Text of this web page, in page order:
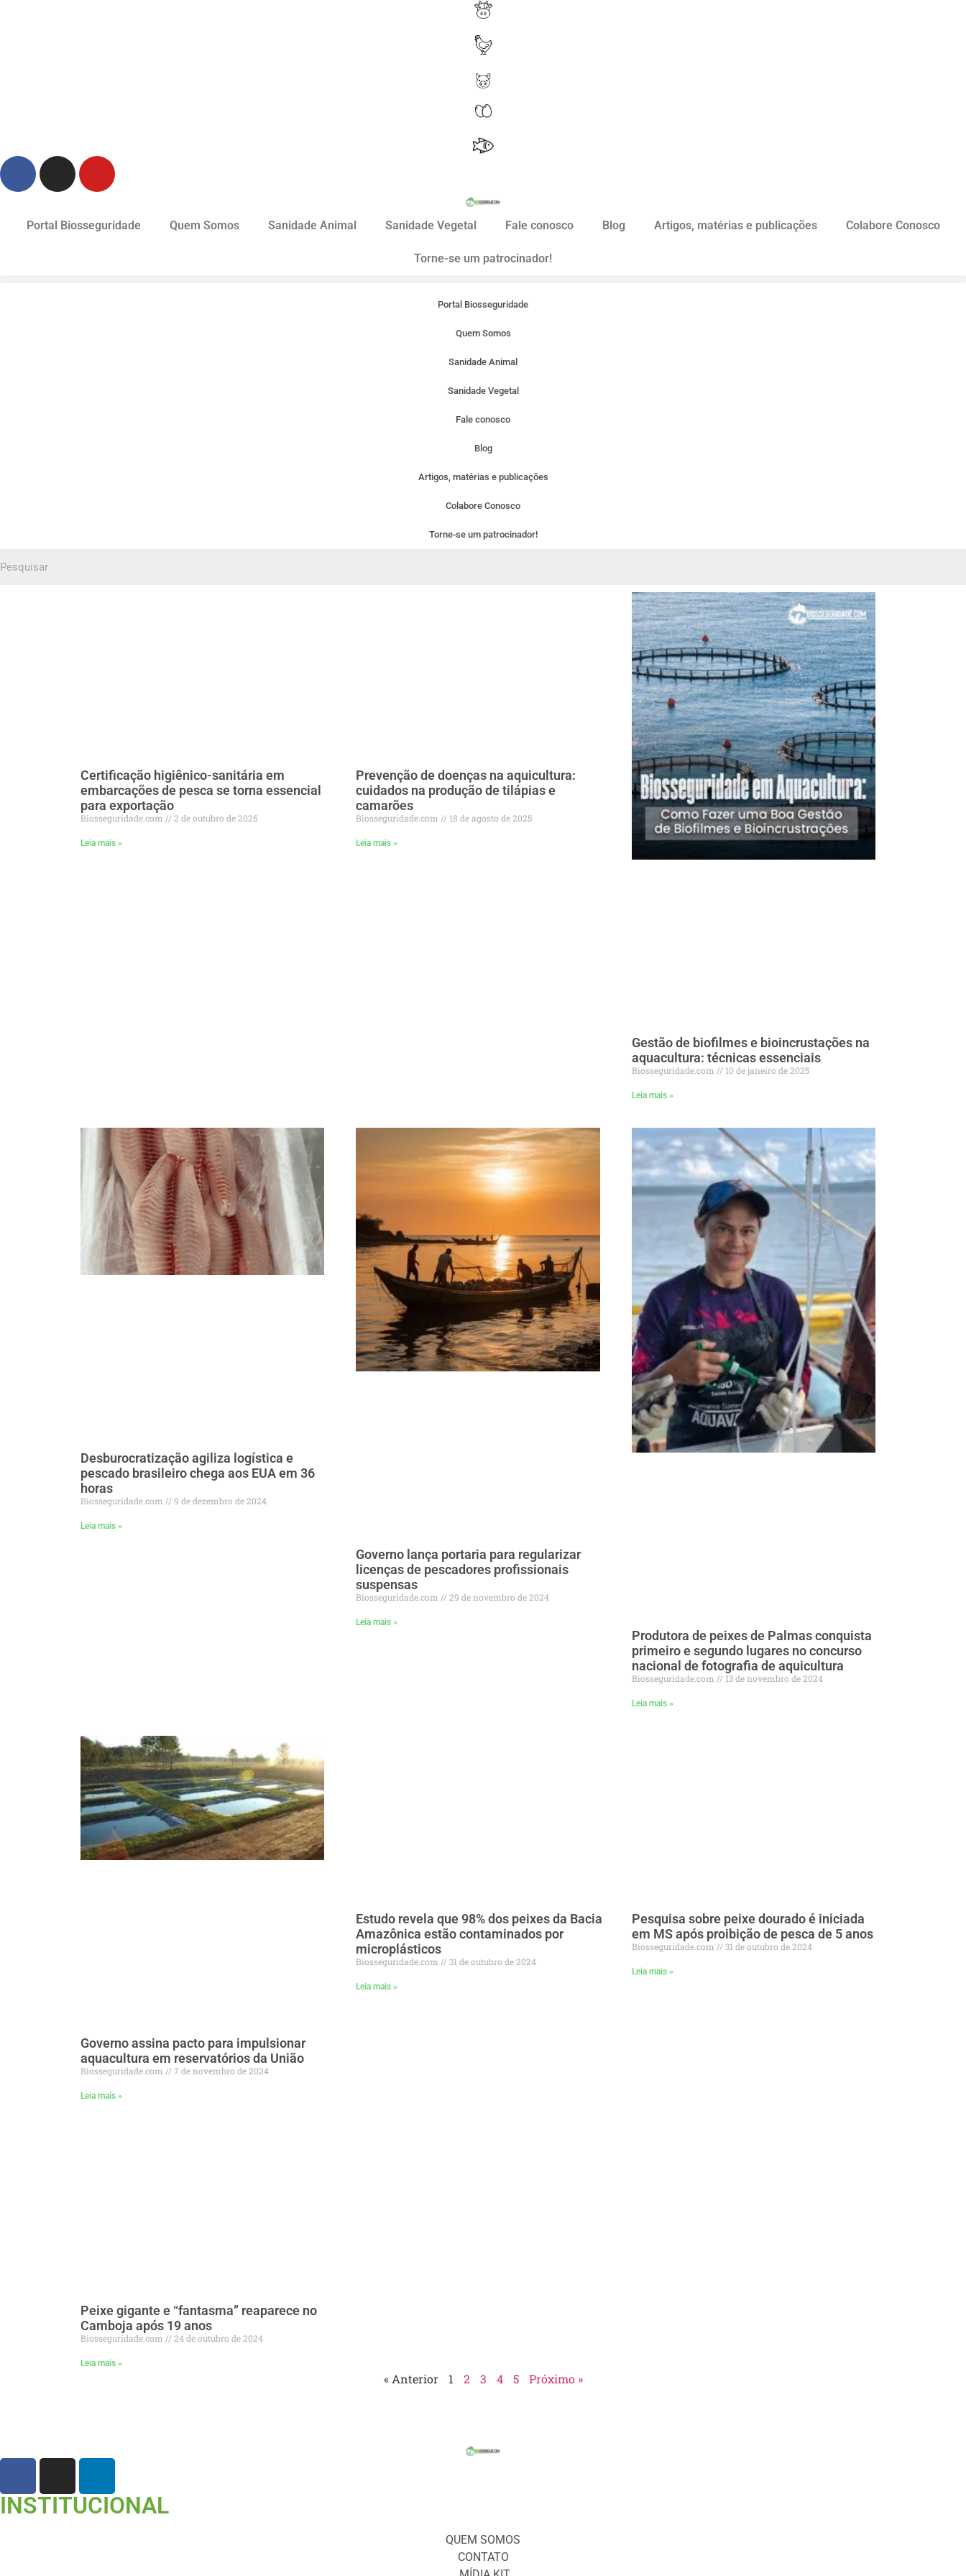
Portal Biosseguridade Quem Somos Sanidade Animal Sanidade Vegetal Fale conosco Blog Artigos, matérias e publicações Colabore Conosco
Torne-se um patrocinador!
Portal Biosseguridade
Quem Somos
Sanidade Animal
Sanidade Vegetal
Fale conosco
Blog
Artigos, matérias e publicações
Colabore Conosco
Torne-se um patrocinador!
Certificação higiênico-sanitária em
embarcações de pesca se torna essencial
para exportação
Biosseguridade.com 2 de outubro de 2025
Leia mais »
Prevenção de doenças na aquicultura:
cuidados na produção de tilápias e
camarões
Biosseguridade.com 18 de agosto de 2025
Leia mais »
Gestão de biofilmes e bioincrustações na
aquacultura: técnicas essenciais
Biosseguridade.com 10 de janeiro de 2025
Leia mais »
Desburocratização agiliza logística e
pescado brasileiro chega aos EUA em 36
horas
Biosseguridade.com 9 de dezembro de 2024
Leia mais »
Governo lança portaria para regularizar
licenças de pescadores profissionais
suspensas
Biosseguridade.com 29 de novembro de 2024
Leia mais »
Produtora de peixes de Palmas conquista
primeiro e segundo lugares no concurso
nacional de fotografia de aquicultura
Biosseguridade.com 13 de novembro de 2024
Leia mais »
Governo assina pacto para impulsionar
aquacultura em reservatórios da União
Biosseguridade.com 7 de novembro de 2024
Leia mais »
Estudo revela que 98% dos peixes da Bacia
Amazônica estão contaminados por
microplásticos
Biosseguridade.com 31 de outubro de 2024
Leia mais »
Pesquisa sobre peixe dourado é iniciada
em MS após proibição de pesca de 5 anos
Biosseguridade.com 31 de outubro de 2024
Leia mais »
Peixe gigante e “fantasma” reaparece no
Camboja após 19 anos
Biosseguridade.com 24 de outubro de 2024
Leia mais »
« Anterior 1 2 3 4 5 Próximo »
INSTITUCIONAL
QUEM SOMOS
CONTATO